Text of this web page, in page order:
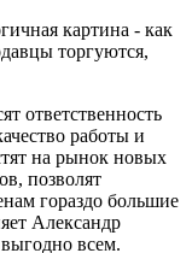
картина - как
торгуются,
ответственность
работы и
на рынок новых
позволят
гораздо большие
Александр
всем.